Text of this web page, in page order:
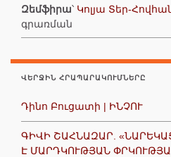
Զեմֆիրա՝ Կոլյա Տեր-
գրառման
ՎԵՐՋԻՆ ՀՐԱՊԱՐԱԿՈՒՄՆԵՐԸ
Դինո Բուցատի | ԻՆՉՈՒ
ԳԻՎԻ ՇԱՀՆԱԶԱՐ.
Է ՄԱՐԴԿՈՒԹՅԱՆ